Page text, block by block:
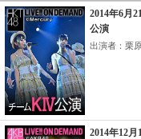
2014年6月
公演
出演者：栗
2014年12